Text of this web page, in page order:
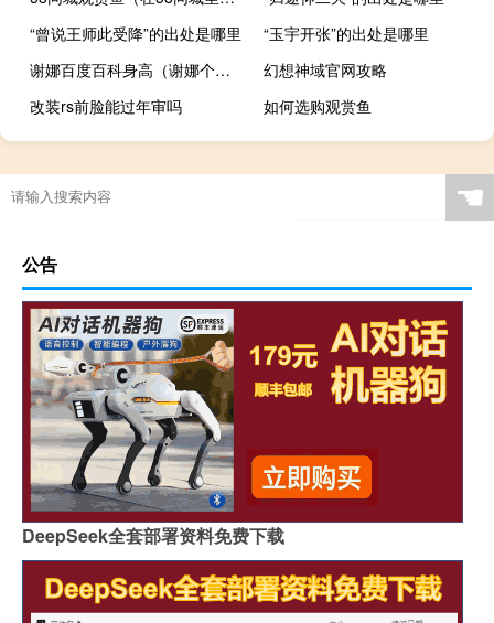
“曾说王师此受降”的出处是哪里
“玉宇开张”的出处是哪里
谢娜百度百科身高（谢娜个人资料身高）
幻想神域官网攻略
改装rs前脸能过年审吗
如何选购观赏鱼
无线鼠标怎么连接电脑没反应（无线鼠标怎么连接）
宝宝上幼儿园需要准备什么日常用品（宝宝上幼儿园需要准备什么）
☚
公告
DeepSeek全套部署资料免费下载